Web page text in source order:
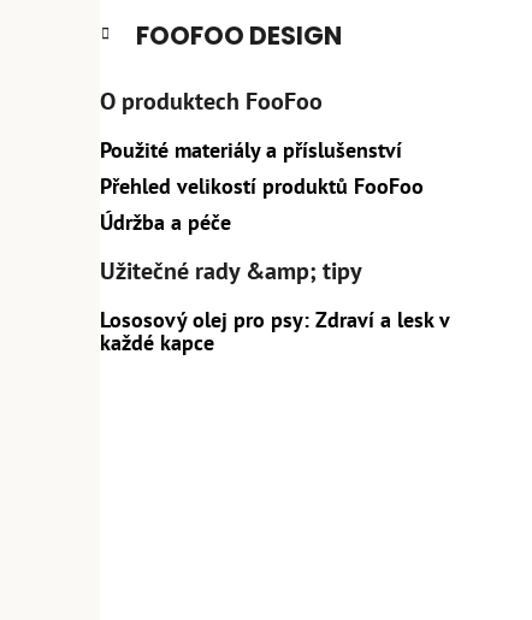
FOOFOO DESIGN
O produktech FooFoo
Použité materiály a příslušenství
Přehled velikostí produktů FooFoo
Údržba a péče
Užitečné rady &amp; tipy
Lososový olej pro psy: Zdraví a lesk v
každé kapce